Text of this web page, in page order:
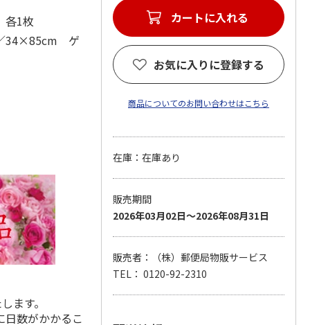
各1枚
34×85cm ゲ
ます。
数がかかるこ
カートに入れる
お気に入りに登録する
商品についてのお問い合わせはこちら
在庫：在庫あり
販売期間
2026年03月02日～2026年08月31日
販売者：（株）郵便局物販サービス
TEL： 0120-92-2310